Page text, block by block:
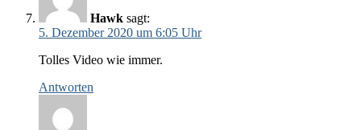
Hawk sagt:
5. Dezember 2020 um 6:05 Uhr
Tolles Video wie immer.
Antworten